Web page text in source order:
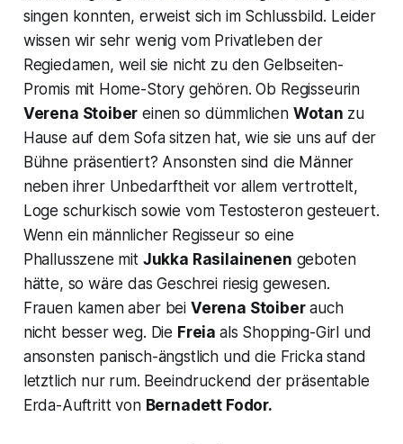
singen konnten, erweist sich im Schlussbild. Leider
wissen wir sehr wenig vom Privatleben der
Regiedamen, weil sie nicht zu den Gelbseiten-
Promis mit Home-Story gehören. Ob Regisseurin
Verena Stoiber einen so dümmlichen Wotan zu
Hause auf dem Sofa sitzen hat, wie sie uns auf der
Bühne präsentiert? Ansonsten sind die Männer
neben ihrer Unbedarftheit vor allem vertrottelt,
Loge schurkisch sowie vom Testosteron gesteuert.
Wenn ein männlicher Regisseur so eine
Phallusszene mit Jukka Rasilainenen geboten
hätte, so wäre das Geschrei riesig gewesen.
Frauen kamen aber bei Verena Stoiberauch
nicht besser weg. Die Freia als Shopping-Girl und
ansonsten panisch-ängstlich und die Fricka stand
letztlich nur rum. Beeindruckend der präsentable
Erda-Auftritt von Bernadett Fodor.